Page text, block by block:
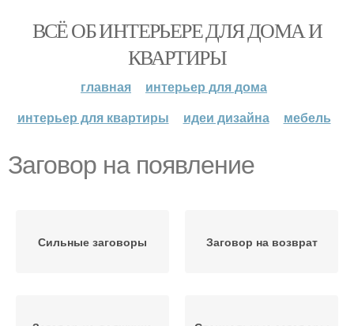
ВСЁ ОБ ИНТЕРЬЕРЕ ДЛЯ ДОМА И
КВАРТИРЫ
главная
интерьер для дома
интерьер для квартиры
идеи дизайна мебель
Заговор на появление
Сильные заговоры Заговор на возврат